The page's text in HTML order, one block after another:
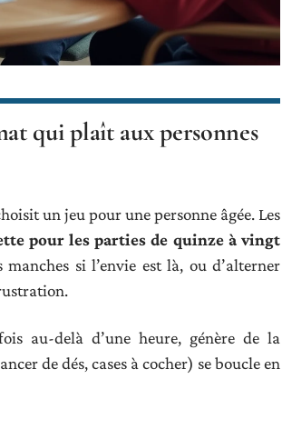
qui plaît aux personnes
un jeu pour une personne âgée. Les
pour les parties de quinze à vingt
si l’envie est là, ou d’alterner
au-delà d’une heure, génère de la
de dés, cases à cocher) se boucle en